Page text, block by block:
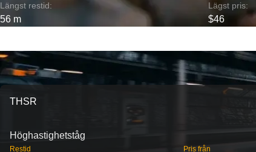
Längst restid:
56 m
Lägst pris:
$46
THSR
Höghastighetståg
Restid Pris från